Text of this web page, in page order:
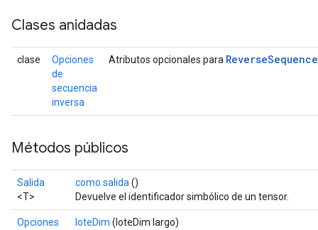
Clases anidadas
clase
Opciones
de
secuencia
inversa
Atributos opcionales para ReverseSequence
Métodos públicos
Salida
<T>
como salida ()
Devuelve el identificador simbólico de un tensor.
Opciones
loteDim (loteDim largo)